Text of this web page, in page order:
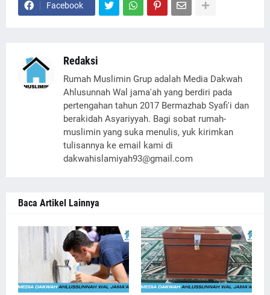
Facebook
Redaksi
Rumah Muslimin Grup adalah Media Dakwah
Ahlusunnah Wal jama'ah yang berdiri pada
pertengahan tahun 2017 Bermazhab Syafi'i dan
berakidah Asyariyyah. Bagi sobat rumah-
muslimin yang suka menulis, yuk kirimkan
tulisannya ke email kami di
dakwahislamiyah93@gmail.com
Baca Artikel Lainnya